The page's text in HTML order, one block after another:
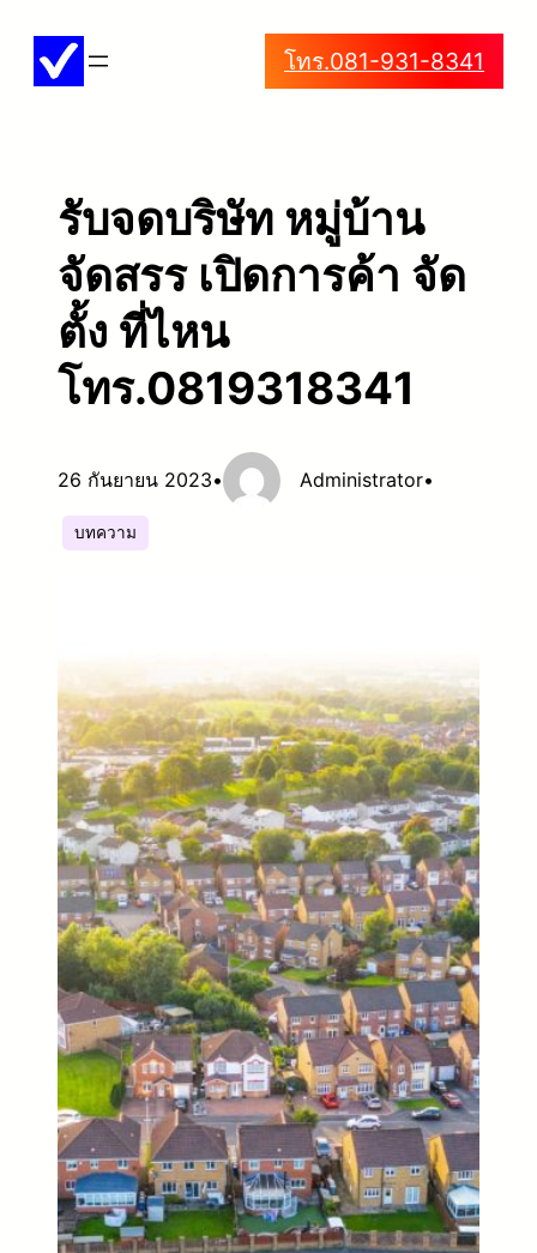
โทร.081-931-8341
รับจดบริษัท หมู่บ้าน
จัดสรร เปิดการค้า จัด
ตั้ง ที่ไหน
โทร.0819318341
26 กันยายน 2023• Administrator•
บทความ